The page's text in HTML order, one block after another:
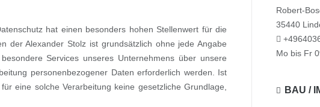
hat einen besonders hohen Stellenwert für die
der Alexander Stolz ist grundsätzlich ohne jede Angabe
Services unseres Unternehmens über unsere
personenbezogener Daten erforderlich werden. Ist
eine solche Verarbeitung keine gesetzliche Grundlage,
Robert-
35440
Mo bis Fr
BAU /